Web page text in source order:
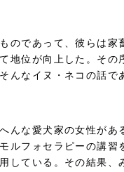
のであって、彼らは家
地位が向上した。その
んなイヌ・ネコの話で
んな愛犬家の女性があ
ルフォセラピーの講習
している。その結果